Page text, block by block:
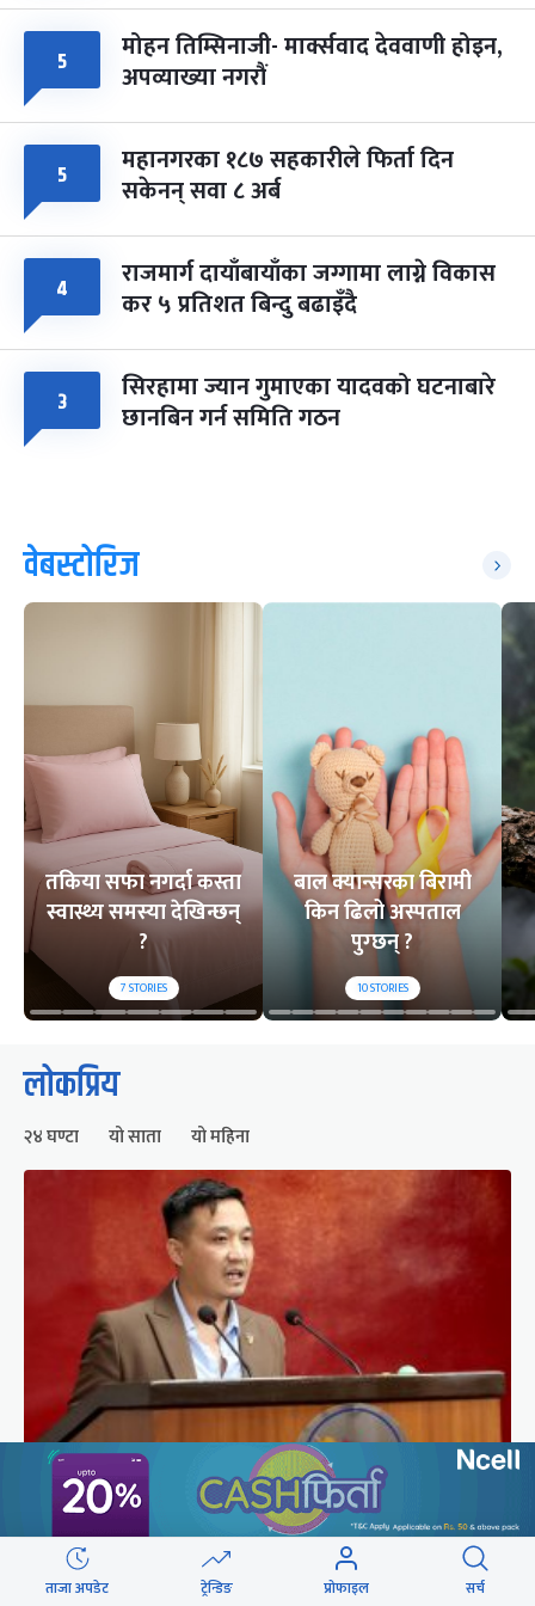
५ मोहन तिम्सिनाजी- मार्क्सवाद देववाणी होइन,
अपव्याख्या नगरौं
५ महानगरका १८७ सहकारीले फिर्ता दिन
सकेनन् सवा ८ अर्ब
४ राजमार्ग दायाँबायाँका जग्गामा लाग्ने विकास
कर ५ प्रतिशत बिन्दु बढाइँदै
३ सिरहामा ज्यान गुमाएका यादवको घटनाबारे
छानबिन गर्न समिति गठन
वेबस्टोरिज
तकिया सफा नगर्दा कस्ता
स्वास्थ्य समस्या देखिन्छन्
?
7STORIES
बाल क्यान्सरका बिरामी
किन ढिलो अस्पताल
पुग्छन् ?
10STORIES
लोकप्रिय
२४ घण्टा यो साता यो महिना
संसद्को रोष्ट्रमबाटै गृहमन्त्रीले दिए प्रश्न नगर्न चेतावनी
ताजा अपडेट ट्रेन्डिङ प्रोफाइल सर्च